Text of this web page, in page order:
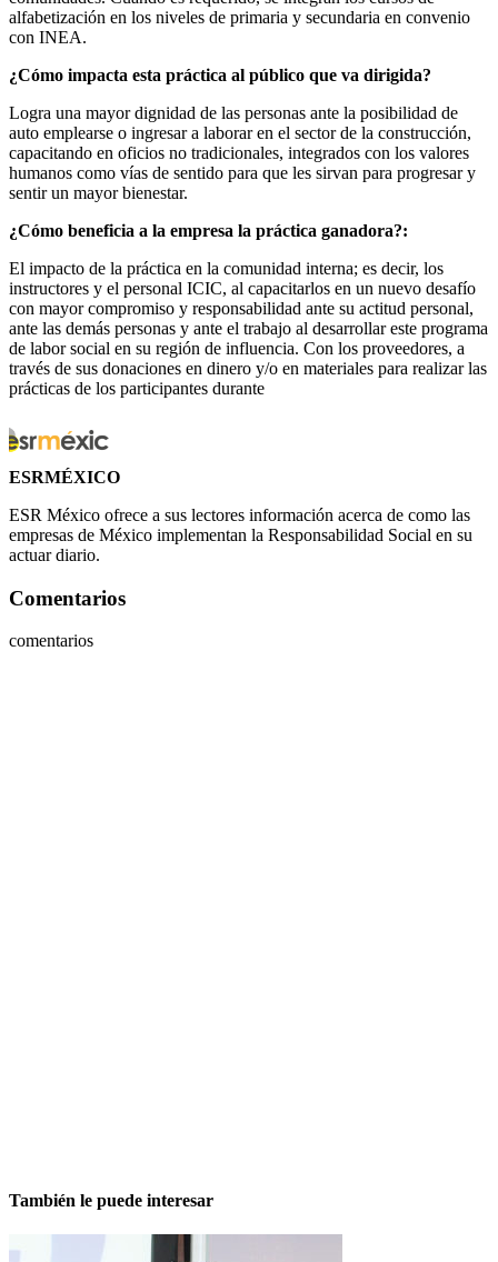
alfabetización en los niveles de primaria y secundaria en convenio
con INEA.
¿Cómo impacta esta práctica al público que va dirigida?
Logra una mayor dignidad de las personas ante la posibilidad de
auto emplearse o ingresar a laborar en el sector de la construcción,
capacitando en oficios no tradicionales, integrados con los valores
humanos como vías de sentido para que les sirvan para progresar y
sentir un mayor bienestar.
¿Cómo beneficia a la empresa la práctica ganadora?:
El impacto de la práctica en la comunidad interna; es decir, los
instructores y el personal ICIC, al capacitarlos en un nuevo desafío
con mayor compromiso y responsabilidad ante su actitud personal,
ante las demás personas y ante el trabajo al desarrollar este programa
de labor social en su región de influencia. Con los proveedores, a
través de sus donaciones en dinero y/o en materiales para realizar las
prácticas de los participantes durante
ESRMÉXICO
ESR México ofrece a sus lectores información acerca de como las
empresas de México implementan la Responsabilidad Social en su
actuar diario.
Comentarios
comentarios
También le puede interesar